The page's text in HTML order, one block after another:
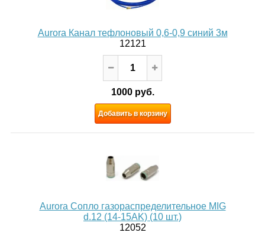
Aurora Канал тефлоновый 0,6-0,9 синий 3м
12121
1000 руб.
Добавить в корзину
Aurora Сопло газораспределительное MIG
d.12 (14-15AK) (10 шт.)
12052